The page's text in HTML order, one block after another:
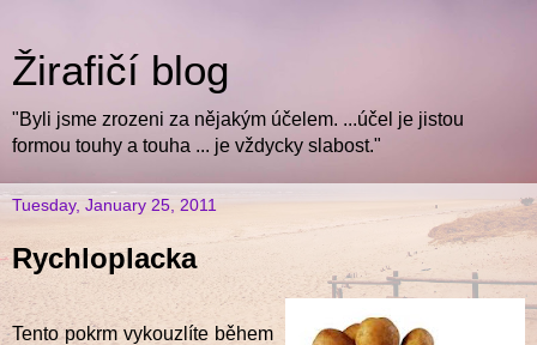
Žirafičí blog
"Byli jsme zrozeni za nějakým účelem. ...účel je jistou
formou touhy a touha ... je vždycky slabost."
Tuesday, January 25, 2011
Rychloplacka
Tento pokrm vykouzlíte během